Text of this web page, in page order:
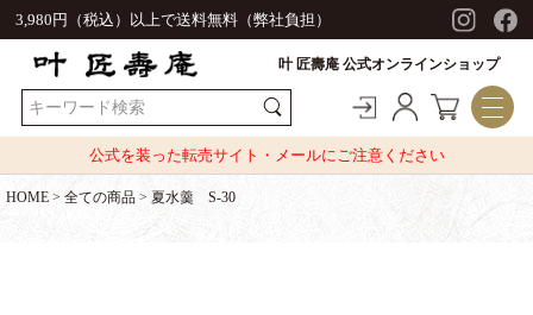
3,980円（税込）以上で送料無料（弊社負担）
叶 匠壽庵 公式オンラインショップ
公式を装った転売サイト・メールにご注意ください
HOME 全ての商品 夏水羹 S-30